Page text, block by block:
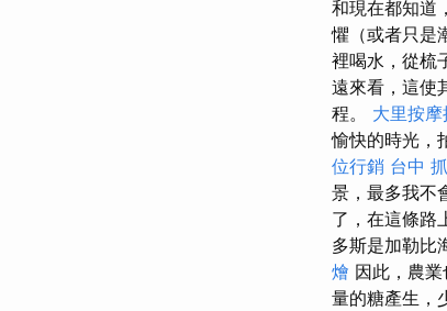
和現在都知道
懼（或者只是
裡喝水，從梳
遠來看，這使
程。 大里按
愉快的時光，
位行銷 台中
景，最多我不
了，在這條路
多斯是加勒比
燴 因此，農
量的糖產生，